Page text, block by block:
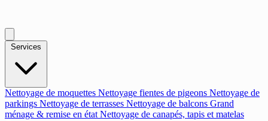
Nettoyage de moquettes Nettoyage fientes de pigeons Nettoyage de
parkings Nettoyage de terrasses Nettoyage de balcons Grand
ménage & remise en état Nettoyage de canapés, tapis et matelas